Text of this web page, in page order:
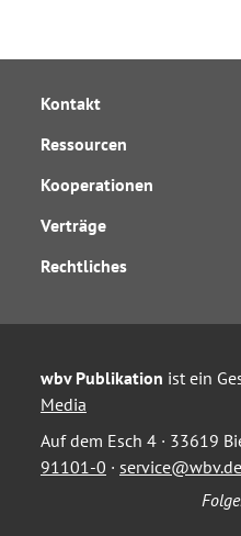
Kontakt
Ressourcen
Kooperationen
Verträge
Rechtliches
wbv Publikation ist ein
Media
Auf dem Esch 4 · 33619
91101-0 · service@wbv.de